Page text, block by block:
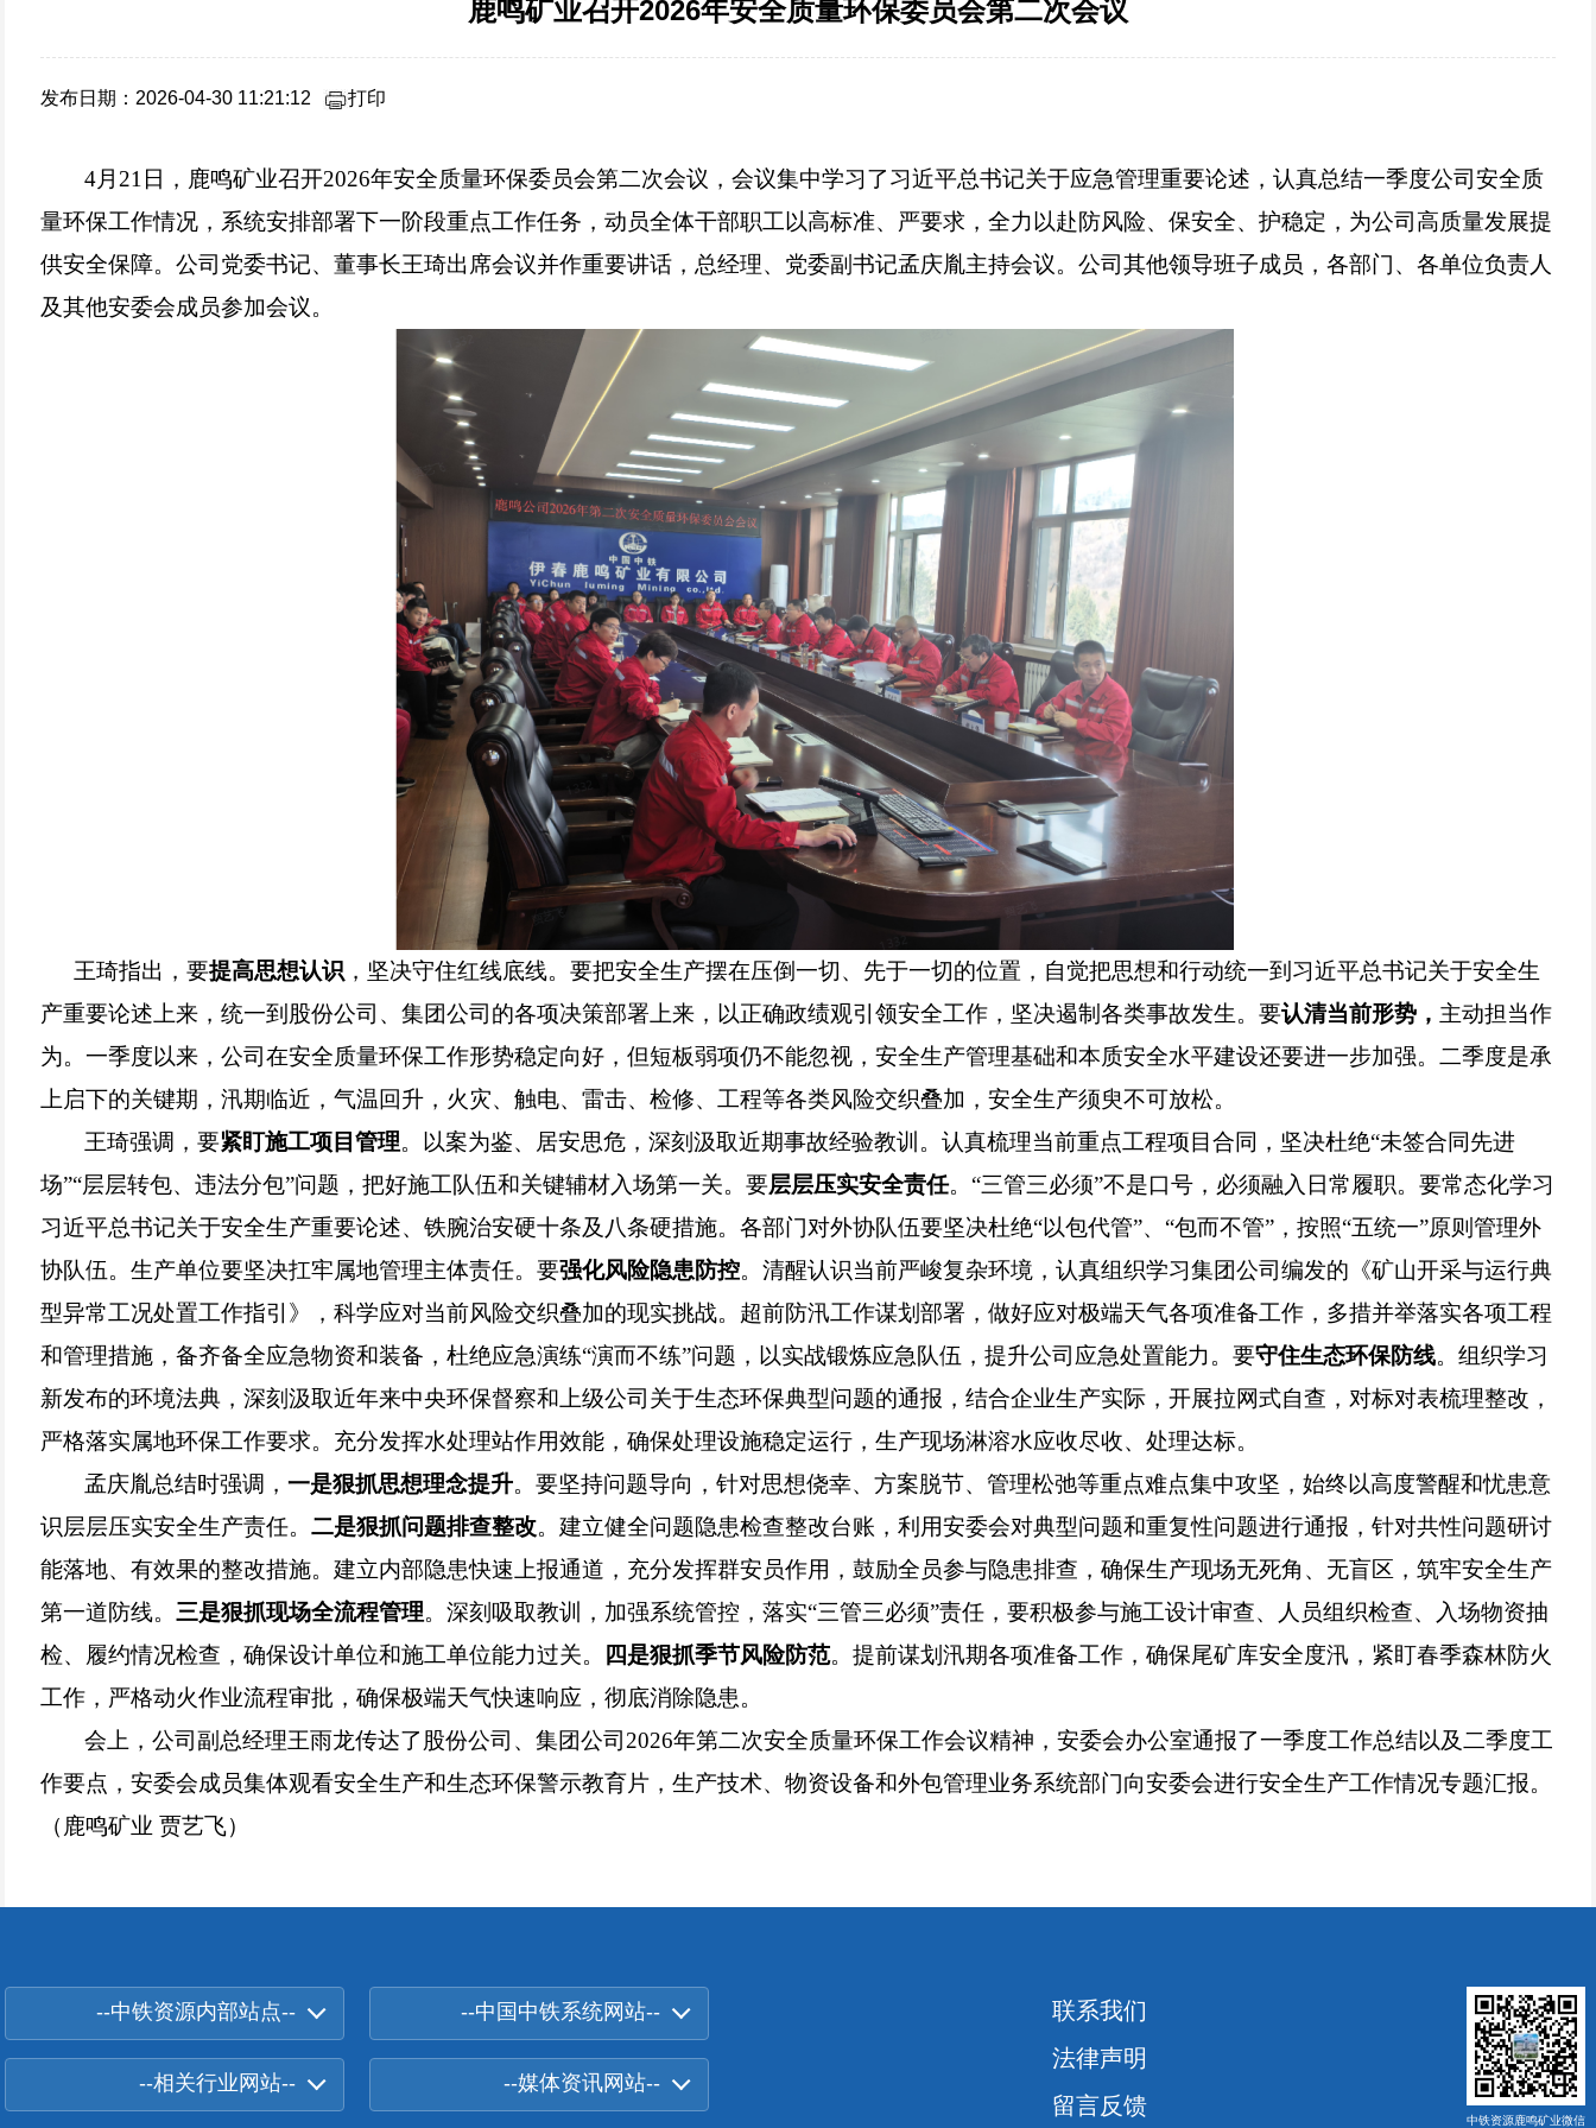
鹿鸣矿业召开2026年安全质量环保委员会第二次会议
发布日期：2026-04-30 11:21:12 打印
4月21日，鹿鸣矿业召开2026年安全质量环保委员会第二次会议，会议集中学习了习近平总书记关于应急管理重要论述，认真总结一季度公司安全质
量环保工作情况，系统安排部署下一阶段重点工作任务，动员全体干部职工以高标准、严要求，全力以赴防风险、保安全、护稳定，为公司高质量发展提
供安全保障。公司党委书记、董事长王琦出席会议并作重要讲话，总经理、党委副书记孟庆胤主持会议。公司其他领导班子成员，各部门、各单位负责人
及其他安委会成员参加会议。
王琦指出，要提高思想认识 ，坚决守住红线底线。要把安全生产摆在压倒一切、先于一切的位置，自觉把思想和行动统一到习近平总书记关于安全生
产重要论述上来，统一到股份公司、集团公司的各项决策部署上来，以正确政绩观引领安全工作，坚决遏制各类事故发生。要认清当前形势， 主动担当作
为。一季度以来，公司在安全质量环保工作形势稳定向好，但短板弱项仍不能忽视，安全生产管理基础和本质安全水平建设还要进一步加强。二季度是承
上启下的关键期，汛期临近，气温回升，火灾、触电、雷击、检修、工程等各类风险交织叠加，安全生产须臾不可放松。
王琦强调，要紧盯施工项目管理。以案为鉴、居安思危，深刻汲取近期事故经验教训。认真梳理当前重点工程项目合同，坚决杜绝“未签合同先进
场”“层层转包、违法分包”问题，把好施工队伍和关键辅材入场第一关。要层层压实安全责任。“三管三必须”不是口号，必须融入日常履职。要常态化学习
习近平总书记关于安全生产重要论述、铁腕治安硬十条及八条硬措施。各部门对外协队伍要坚决杜绝“以包代管”、“包而不管”，按照“五统一”原则管理外
协队伍。生产单位要坚决扛牢属地管理主体责任。要强化风险隐患防控。清醒认识当前严峻复杂环境，认真组织学习集团公司编发的《矿山开采与运行典
型异常工况处置工作指引》，科学应对当前风险交织叠加的现实挑战。超前防汛工作谋划部署，做好应对极端天气各项准备工作，多措并举落实各项工程
和管理措施，备齐备全应急物资和装备，杜绝应急演练“演而不练”问题，以实战锻炼应急队伍，提升公司应急处置能力。要守住生态环保防线。组织学习
新发布的环境法典，深刻汲取近年来中央环保督察和上级公司关于生态环保典型问题的通报，结合企业生产实际，开展拉网式自查，对标对表梳理整改，
严格落实属地环保工作要求。充分发挥水处理站作用效能，确保处理设施稳定运行，生产现场淋溶水应收尽收、处理达标。
孟庆胤总结时强调， 一是狠抓思想理念提升。要坚持问题导向，针对思想侥幸、方案脱节、管理松弛等重点难点集中攻坚，始终以高度警醒和忧患意
识层层压实安全生产责任。 二是狠抓问题排查整改。建立健全问题隐患检查整改台账，利用安委会对典型问题和重复性问题进行通报，针对共性问题研讨
能落地、有效果的整改措施。建立内部隐患快速上报通道，充分发挥群安员作用，鼓励全员参与隐患排查，确保生产现场无死角、无盲区，筑牢安全生产
第一道防线。 三是狠抓现场全流程管理。深刻吸取教训，加强系统管控，落实“三管三必须”责任，要积极参与施工设计审查、人员组织检查、入场物资抽
检、履约情况检查，确保设计单位和施工单位能力过关。
四是狠抓季节风险防范。提前谋划汛期各项准备工作，确保尾矿库安全度汛，紧盯春季森林防火
工作，严格动火作业流程审批，确保极端天气快速响应，彻底消除隐患。
会上，公司副总经理王雨龙传达了股份公司、集团公司2026年第二次安全质量环保工作会议精神，安委会办公室通报了一季度工作总结以及二季度工
作要点，安委会成员集体观看安全生产和生态环保警示教育片，生产技术、物资设备和外包管理业务系统部门向安委会进行安全生产工作情况专题汇报。
（鹿鸣矿业 贾艺飞）
--中铁资源内部站点-- --中国中铁系统网站--
--相关行业网站-- --媒体资讯网站--
联系我们
法律声明
留言反馈
中铁资源鹿鸣矿业微信